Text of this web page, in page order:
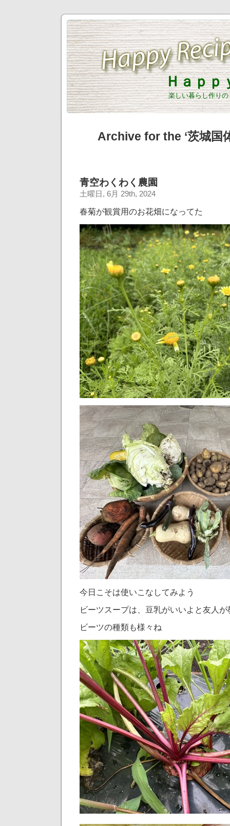
Ｈａｐ
楽しい暮らし作り
Archive for the ‘茨城国
青空わくわく農園
土曜日, 6月 29th, 2024
春菊が観賞用のお花畑になってた
今日こそは使いこなしてみよう
ビーツスープは、豆乳がいいよと友人
ビーツの種類も様々ね